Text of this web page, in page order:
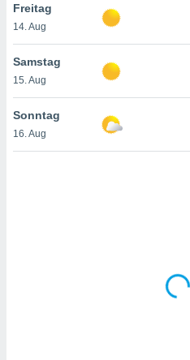
Freitag
14. Aug
Samstag
15. Aug
Sonntag
16. Aug